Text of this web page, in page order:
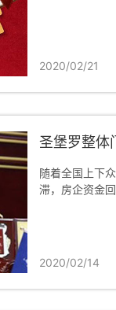
2020/02/21
圣堡罗整体
随着全国上下
滞，房企资金
2020/02/14